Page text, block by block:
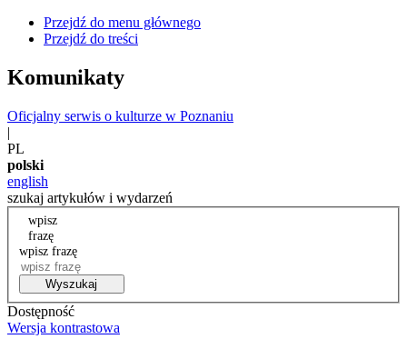
Przejdź do menu głównego
Przejdź do treści
Komunikaty
Oficjalny serwis o kulturze w Poznaniu
|
PL
polski
english
szukaj artykułów i wydarzeń
wpisz
frazę
wpisz frazę
Wyszukaj
Dostępność
Wersja kontrastowa